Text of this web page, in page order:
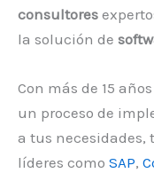
consultores
la solución de
Con más de 15
un proceso de
a tus necesidades,
líderes como SAP,